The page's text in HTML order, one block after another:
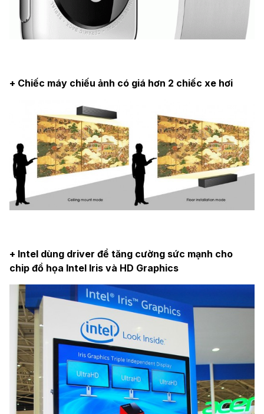
+ Chiếc máy chiếu ảnh có giá hơn 2 chiếc xe hơi
+ Intel dùng driver để tăng cường sức mạnh cho
chip đồ họa Intel Iris và HD Graphics